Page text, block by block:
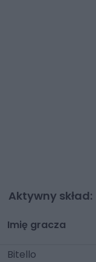
Aktywny skład:
Imię gracza
Bitello